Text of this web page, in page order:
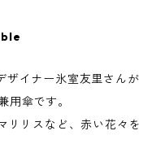
ザイナー氷室友里さんが
用傘です。
リリスなど、赤い花々を